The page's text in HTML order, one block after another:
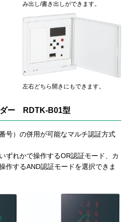
み出し/書き出しができます。
左右どちら開きにもできます。
ダー RDTK-B01型
号）の併用が可能なマルチ認証方式
ずれかで操作するOR認証モード、カ
作するAND認証モードを選択できま